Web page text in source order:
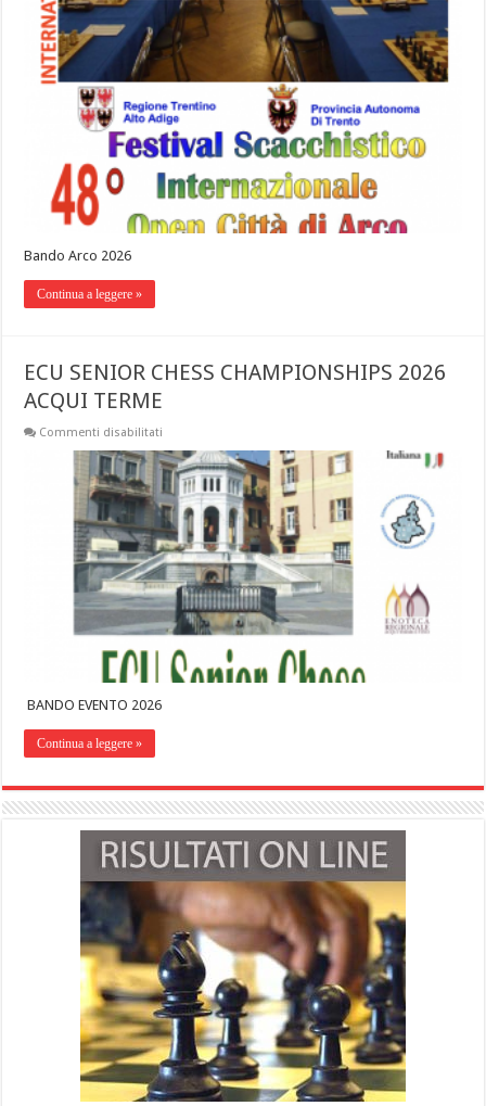
Bando Arco 2026
Continua a leggere »
ECU SENIOR CHESS CHAMPIONSHIPS 2026
ACQUI TERME
Commenti disabilitati
BANDO EVENTO 2026
Continua a leggere »